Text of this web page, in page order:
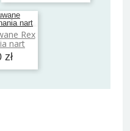
Rex
nart
zł